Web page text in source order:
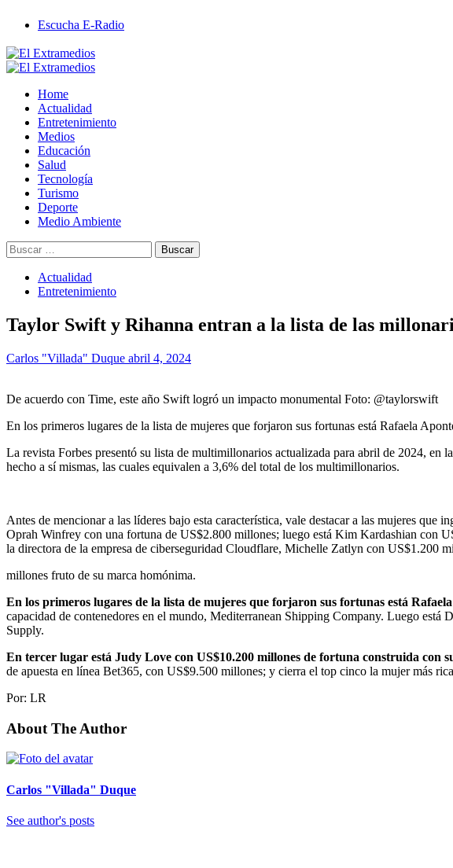
contenido
Escucha E-Radio
Primary
Home
Actualidad
Entretenimiento
Medios
Educación
Salud
Tecnología
Turismo
Deporte
Medio Ambiente
Buscar:
Actualidad
Entretenimiento
Taylor Swift y Rihanna entran a la lista de las
Carlos "Villada" Duque abril 4, 2024
De acuerdo con Time, este año Swift logró un impacto monumental Foto: @taylorswift
En los primeros lugares de la lista de mujeres que forjaron sus fortunas está Rafaela
La revista Forbes presentó su lista de multimillonarios actualizada para abril de 2024,
hecho a sí mismas, las cuales equivalen a 3,6% del total de los multimillonarios.
Antes de mencionar a las líderes bajo esta característica, vale destacar a las mujeres
Oprah Winfrey con una fortuna de US$2.800 millones; luego está Kim Kardashian con
la directora de la empresa de ciberseguridad Cloudflare, Michelle Zatlyn con
millones fruto de su marca homónima.
En los primeros lugares de la lista de mujeres que forjaron sus fortunas está
capacidad de contenedores en el mundo, Mediterranean Shipping Company. Luego
Supply.
En tercer lugar está Judy Love con US$10.200 millones de fortuna construida con
de apuesta en línea Bet365, con US$9.500 millones; y cierra el top cinco la mujer más
Por: LR
About The Author
Carlos "Villada" Duque
See author's posts